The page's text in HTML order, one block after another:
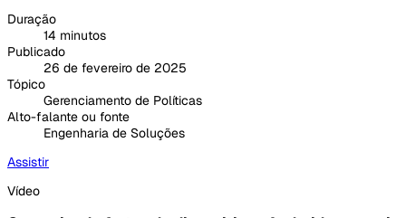
Duração
14 minutos
Publicado
26 de fevereiro de 2025
Tópico
Gerenciamento de Políticas
Alto-falante ou fonte
Engenharia de Soluções
Assistir
Vídeo